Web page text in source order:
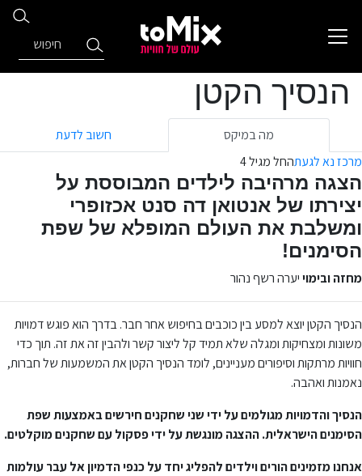
הנסיך הקטן
מה במיקס
חשוב לדעת
מרכז נא לגעתהחל מגיל 4
הצגה מרהיבה לילדים המבוססת על
יצירתו של אנטואן דה סנט אכזופרי
ומשלבת את העולם המופלא של שפת
הסימנים!
מחזה ובימוייערה רשף נהור
הנסיך הקטן יוצא למסע בין כוכבים בחיפוש אחר חבר. בדרך הוא פוגש דמויות
משונות ומצחיקות ומגלה שלא תמיד קל ליצור קשר ולהבין זה את זה. תוך כדי
חוויות מרתקות וסיפורים מעניינים, לומד הנסיך הקטן את המשמעות של חברות,
נאמנות ואהבה.
הנסיך והדמויות מגולמים על ידי שני שחקנים חירשים באמצעות שפת
הסימנים הישראלית. ההצגה מונגשת על ידי פסקול עם שחקנים מוקלטים.
אנחנו מזמינים הורים וילדים להפליג יחד על כנפי הדמיון אל עבר עולמות